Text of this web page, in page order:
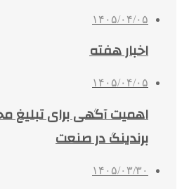
۱۴۰۵/۰۴/۰۵
اخبار هفته
۱۴۰۵/۰۴/۰۵
اهمیت آگهی برای تبلیغ
برندینگ در صنعت
۱۴۰۵/۰۳/۳۰